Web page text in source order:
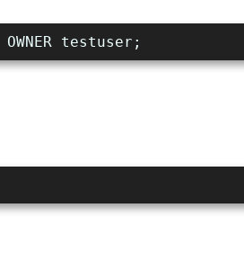
OWNER testuser;